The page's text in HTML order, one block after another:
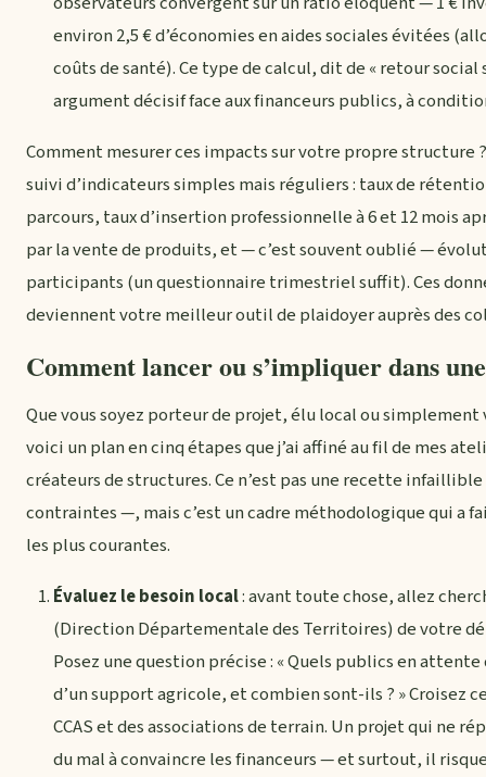
environ 2,5 € d’économies en aides sociales évitées
coûts de santé). Ce type de calcul, dit de « retour
argument décisif face aux financeurs publics, à
Comment mesurer ces impacts sur votre propre structure
suivi d’indicateurs simples mais réguliers : taux de
parcours, taux d’insertion professionnelle à 6 et 12 mois
par la vente de produits, et — c’est souvent oublié —
participants (un questionnaire trimestriel suffit). Ces
deviennent votre meilleur outil de plaidoyer auprès des
Comment lancer ou s’impliquer dans
Que vous soyez porteur de projet, élu local ou
voici un plan en cinq étapes que j’ai affiné au fil de mes
créateurs de structures. Ce n’est pas une recette
contraintes —, mais c’est un cadre méthodologique qui a
les plus courantes.
Évaluez le besoin local: avant toute chose, allez
(Direction Départementale des Territoires) de votre
Posez une question précise : « Quels publics en
d’un support agricole, et combien sont-ils ? » Croisez
CCAS et des associations de terrain. Un projet qui ne
du mal à convaincre les financeurs — et surtout, il